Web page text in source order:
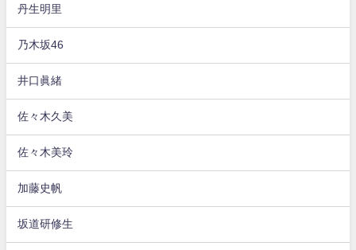
丹生明里
乃木坂46
井口眞緒
佐々木久美
佐々木美玲
加藤史帆
坂道研修生